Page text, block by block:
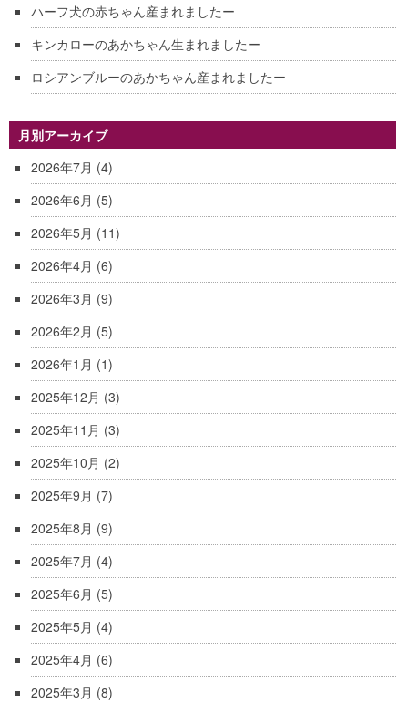
ハーフ犬の赤ちゃん産まれましたー
キンカローのあかちゃん生まれましたー
ロシアンブルーのあかちゃん産まれましたー
月別アーカイブ
2026年7月 (4)
2026年6月 (5)
2026年5月 (11)
2026年4月 (6)
2026年3月 (9)
2026年2月 (5)
2026年1月 (1)
2025年12月 (3)
2025年11月 (3)
2025年10月 (2)
2025年9月 (7)
2025年8月 (9)
2025年7月 (4)
2025年6月 (5)
2025年5月 (4)
2025年4月 (6)
2025年3月 (8)